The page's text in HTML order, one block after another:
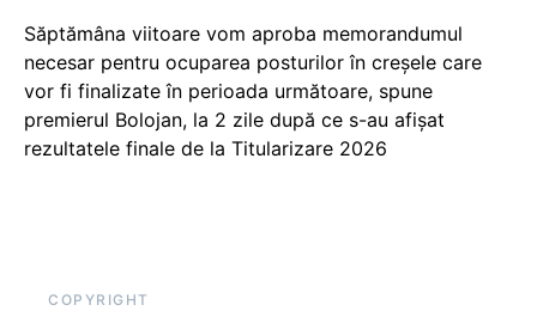
Săptămâna viitoare vom aproba memorandumul
necesar pentru ocuparea posturilor în creșele care
vor fi finalizate în perioada următoare, spune
premierul Bolojan, la 2 zile după ce s-au afișat
rezultatele finale de la Titularizare 2026
COPYRIGHT